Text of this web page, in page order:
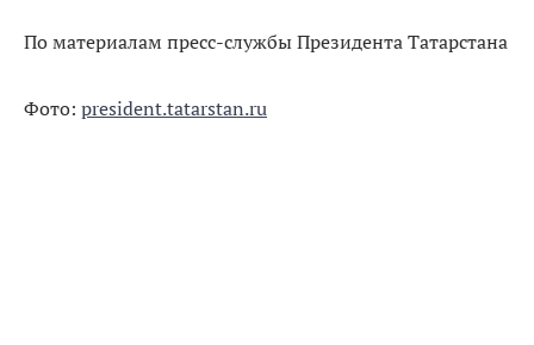
По материалам пресс-службы Президента Татарстана
Фото: president.tatarstan.ru